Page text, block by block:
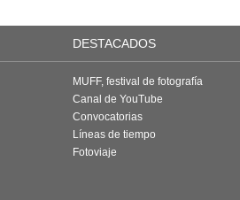
DESTACADOS
MUFF, festival de fotografía
Canal de YouTube
Convocatorias
Líneas de tiempo
Fotoviaje